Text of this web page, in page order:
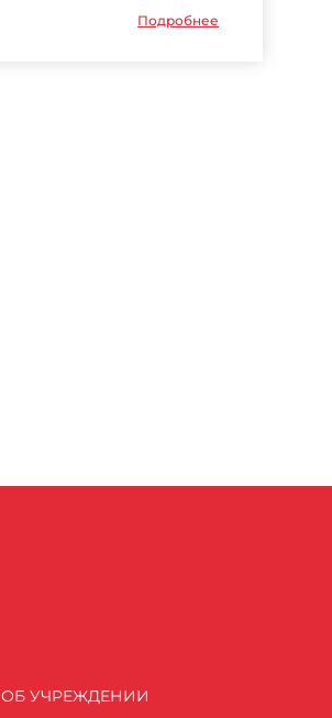
Подробнее
ОБ УЧРЕЖДЕНИИ